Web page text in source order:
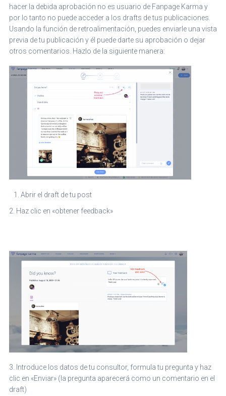
hacer la debida aprobación no es usuario de Fanpage Karma y
por lo tanto no puede acceder a los drafts de tus publicaciones.
Usando la función de retroalimentación, puedes enviarle una vista
previa de tu publicación y él puede darte su aprobación o dejar
otros comentarios. Hazlo de la siguiente manera:
Abrir el draft de tu post
2. Haz clic en «obtener feedback»
3. Introduce los datos de tu consultor, formula tu pregunta y haz
clic en «Enviar» (la pregunta aparecerá como un comentario en el
draft)